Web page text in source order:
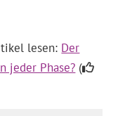
lesen: Der
jeder Phase? (